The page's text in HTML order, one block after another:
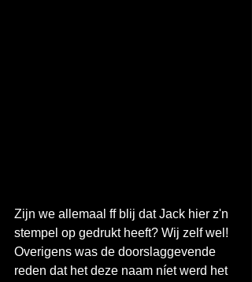
Zijn we allemaal ff blij dat Jack hier z'n
stempel op gedrukt heeft? Wij zelf wel!
Overigens was de doorslaggevende
reden dat het deze naam níet werd het